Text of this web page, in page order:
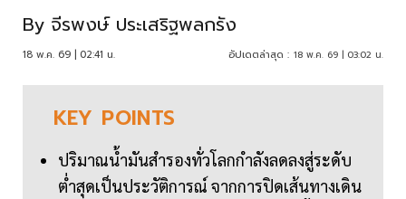
By จีรพงษ์ ประเสริฐพลกรัง
18 พ.ค. 69 | 02:41 น. อัปเดตล่าสุด : 18 พ.ค. 69 | 03:02 น.
KEY POINTS
ปริมาณน้ำมันสำรองทั่วโลกกำลังลดลงสู่ระดับ
ต่ำสุดเป็นประวัติการณ์ จากการปิดเส้นทางเดิน